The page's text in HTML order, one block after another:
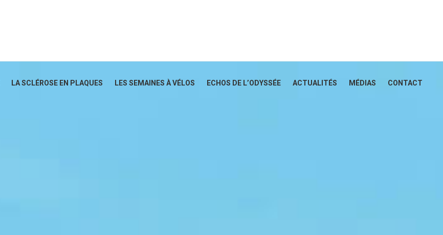
LA SCLÉROSE EN PLAQUES LES SEMAINES À VÉLOS ECHOS DE L’ODYSSÉE ACTUALITÉS MÉDIAS CONTACT